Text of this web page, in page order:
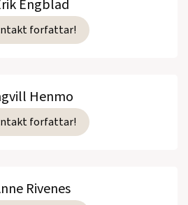
Engblad
forfattar!
Henmo
forfattar!
Rivenes